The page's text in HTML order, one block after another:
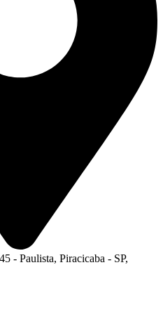
- Paulista, Piracicaba - SP,